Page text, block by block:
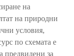
на
на природни
условия,
по схемата е
предвидени за